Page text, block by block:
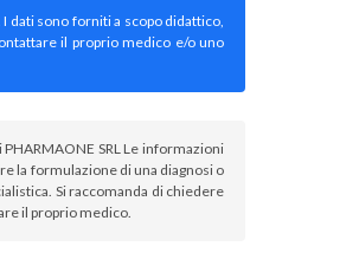
dati sono forniti a scopo didattico,
il proprio medico e/o uno
SRL Le informazioni
la formulazione di una diagnosi o
Si raccomanda di chiedere
il proprio medico.